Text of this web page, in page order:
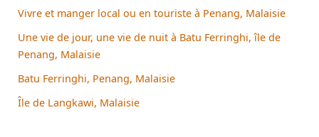
Vivre et manger local ou en touriste à Penang, Malaisie
Une vie de jour, une vie de nuit à Batu Ferringhi, île de
Penang, Malaisie
Batu Ferringhi, Penang, Malaisie
Île de Langkawi, Malaisie